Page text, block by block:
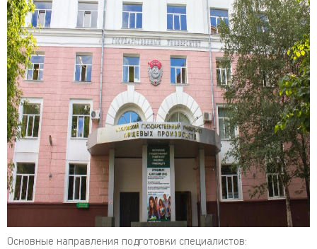
Основные направления подготовки специалистов: